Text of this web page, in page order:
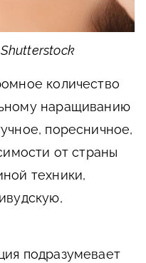
количество
наращиванию
поресничное,
от страны
техники,
подразумевает